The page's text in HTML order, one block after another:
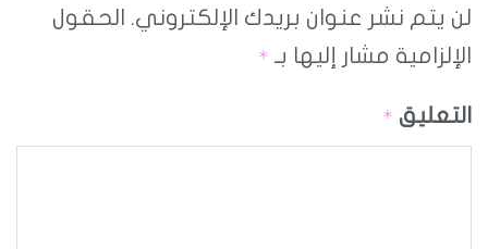
لن يتم نشر عنوان بريدك الإلكتروني. الحقول
الإلزامية مشار إليها بـ *
التعليق *